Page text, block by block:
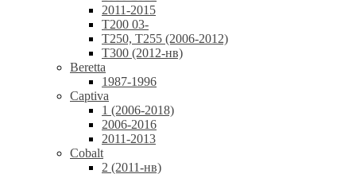
2011-2015
T200 03-
T250, T255 (2006-2012)
T300 (2012-нв)
Beretta
1987-1996
Captiva
1 (2006-2018)
2006-2016
2011-2013
Cobalt
2 (2011-нв)